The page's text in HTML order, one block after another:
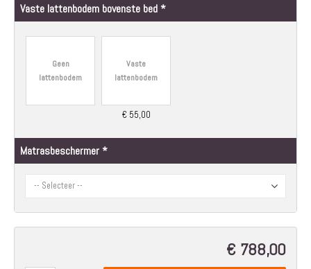
Vaste lattenbodem bovenste bed
Geen
lattenbodem
Vaste
lattenbodem
€ 55,00
Matrasbeschermer
€ 788,00